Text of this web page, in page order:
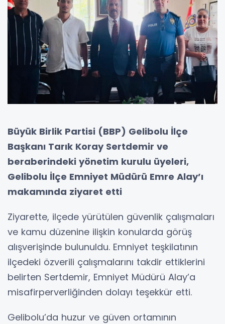
Büyük Birlik Partisi (BBP) Gelibolu İlçe
Başkanı Tarık Koray Sertdemir ve
beraberindeki yönetim kurulu üyeleri,
Gelibolu İlçe Emniyet Müdürü Emre Alay’ı
makamında ziyaret etti
Ziyarette, ilçede yürütülen güvenlik çalışmaları
ve kamu düzenine ilişkin konularda görüş
alışverişinde bulunuldu. Emniyet teşkilatının
ilçedeki özverili çalışmalarını takdir ettiklerini
belirten Sertdemir, Emniyet Müdürü Alay’a
misafirperverliğinden dolayı teşekkür etti.
Gelibolu’da huzur ve güven ortamının